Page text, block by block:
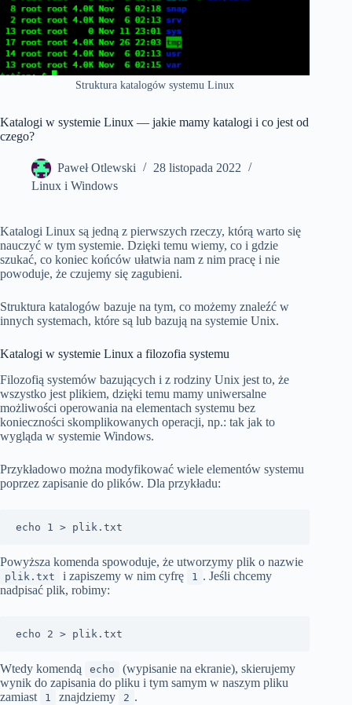
Struktura katalogów systemu Linux
Katalogi w systemie Linux — jakie mamy katalogi i co jest od
czego?
Paweł Otlewski
28 listopada 2022
Linux i Windows
Katalogi Linux są jedną z pierwszych rzeczy, którą warto się
nauczyć w tym systemie. Dzięki temu wiemy, co i gdzie
szukać, co koniec końców ułatwia nam z nim pracę i nie
powoduje, że czujemy się zagubieni.
Struktura katalogów bazuje na tym, co możemy znaleźć w
innych systemach, które są lub bazują na systemie Unix.
Katalogi w systemie Linux a filozofia systemu
Filozofią systemów bazujących i z rodziny Unix jest to, że
wszystko jest plikiem, dzięki temu mamy uniwersalne
możliwości operowania na elementach systemu bez
konieczności skomplikowanych operacji, np.: tak jak to
wygląda w systemie Windows.
Przykładowo można modyfikować wiele elementów systemu
poprzez zapisanie do plików. Dla przykładu:
echo 1 > plik.txt
Powyższa komenda spowoduje, że utworzymy plik o nazwie
plik.txt i zapiszemy w nim cyfrę 1 . Jeśli chcemy
nadpisać plik, robimy:
echo 2 > plik.txt
Wtedy komendą echo
(wypisanie na ekranie), skierujemy
wynik do zapisania do pliku i tym samym w naszym pliku
zamiast
1 znajdziemy 2 .